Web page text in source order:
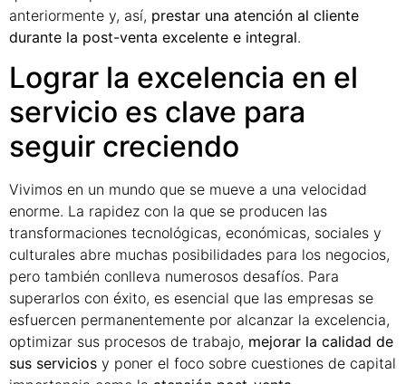
anteriormente y, así, prestar una atención al cliente
durante la post-venta excelente e integral.
Lograr la excelencia en el
servicio es clave para
seguir creciendo
Vivimos en un mundo que se mueve a una velocidad
enorme. La rapidez con la que se producen las
transformaciones tecnológicas, económicas, sociales y
culturales abre muchas posibilidades para los negocios,
pero también conlleva numerosos desafíos. Para
superarlos con éxito, es esencial que las empresas se
esfuercen permanentemente por alcanzar la excelencia,
optimizar sus procesos de trabajo, mejorar la calidad de
sus servicios y poner el foco sobre cuestiones de capital